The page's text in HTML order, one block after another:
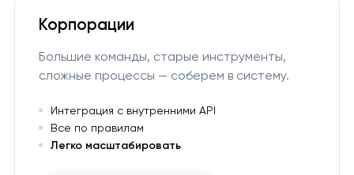
Корпорации
Большие команды, старые инструменты,
сложные процессы — соберем в систему.
Интеграция с внутренними API
Все по правилам
Легко масштабировать